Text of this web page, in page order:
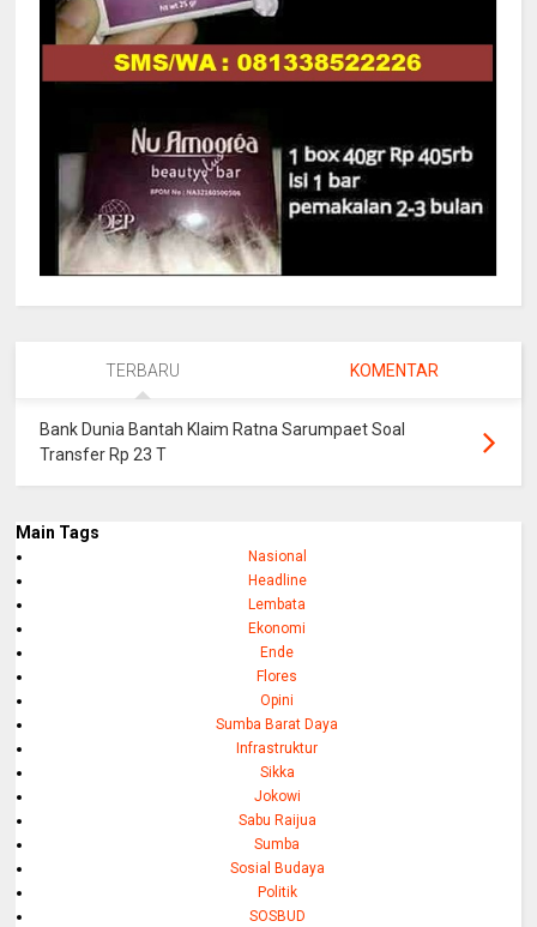
TERBARU KOMENTAR
Bank Dunia Bantah Klaim Ratna Sarumpaet Soal
Transfer Rp 23 T
Main Tags
Nasional
Headline
Lembata
Ekonomi
Ende
Flores
Opini
Sumba Barat Daya
Infrastruktur
Sikka
Jokowi
Sabu Raijua
Sumba
Sosial Budaya
Politik
SOSBUD